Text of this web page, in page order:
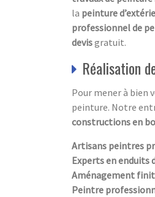
la peinture
professionnel de
devisgratuit.
Réalisation
Pour mener à bien
peinture. Notre
constructions en
Artisans peintres
Experts en enduits
Aménagement
Peintre